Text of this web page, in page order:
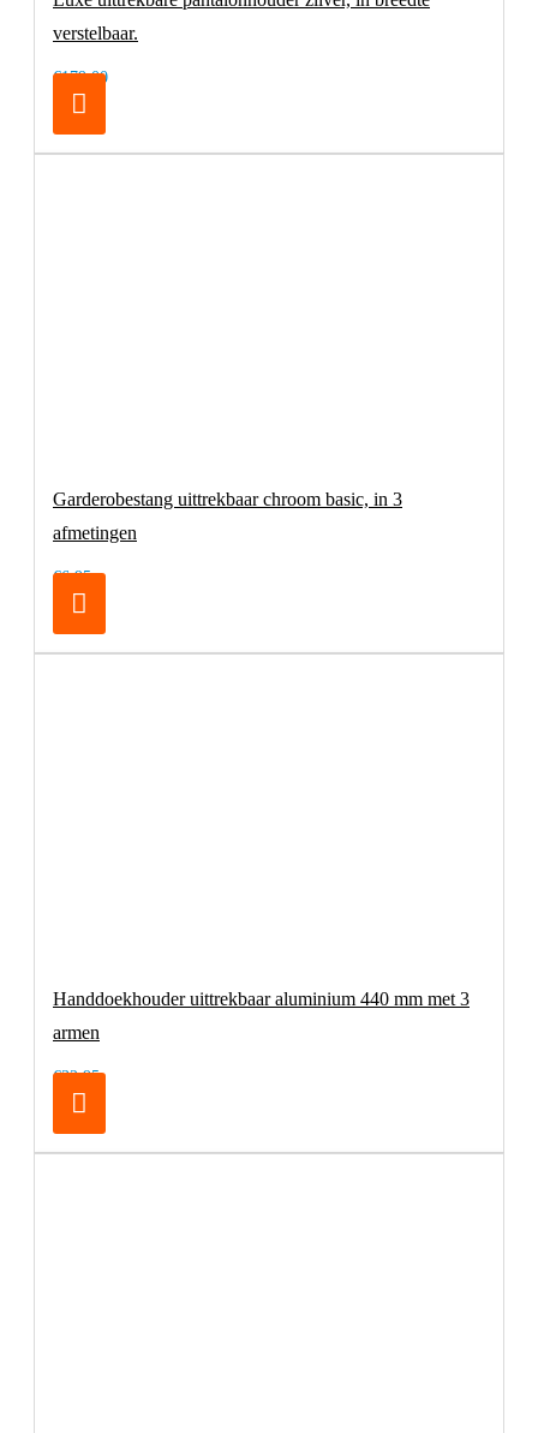
verstelbaar.
€179,00
Garderobestang uittrekbaar chroom basic, in 3
afmetingen
€6,95
Handdoekhouder uittrekbaar aluminium 440 mm met 3
armen
€32,95